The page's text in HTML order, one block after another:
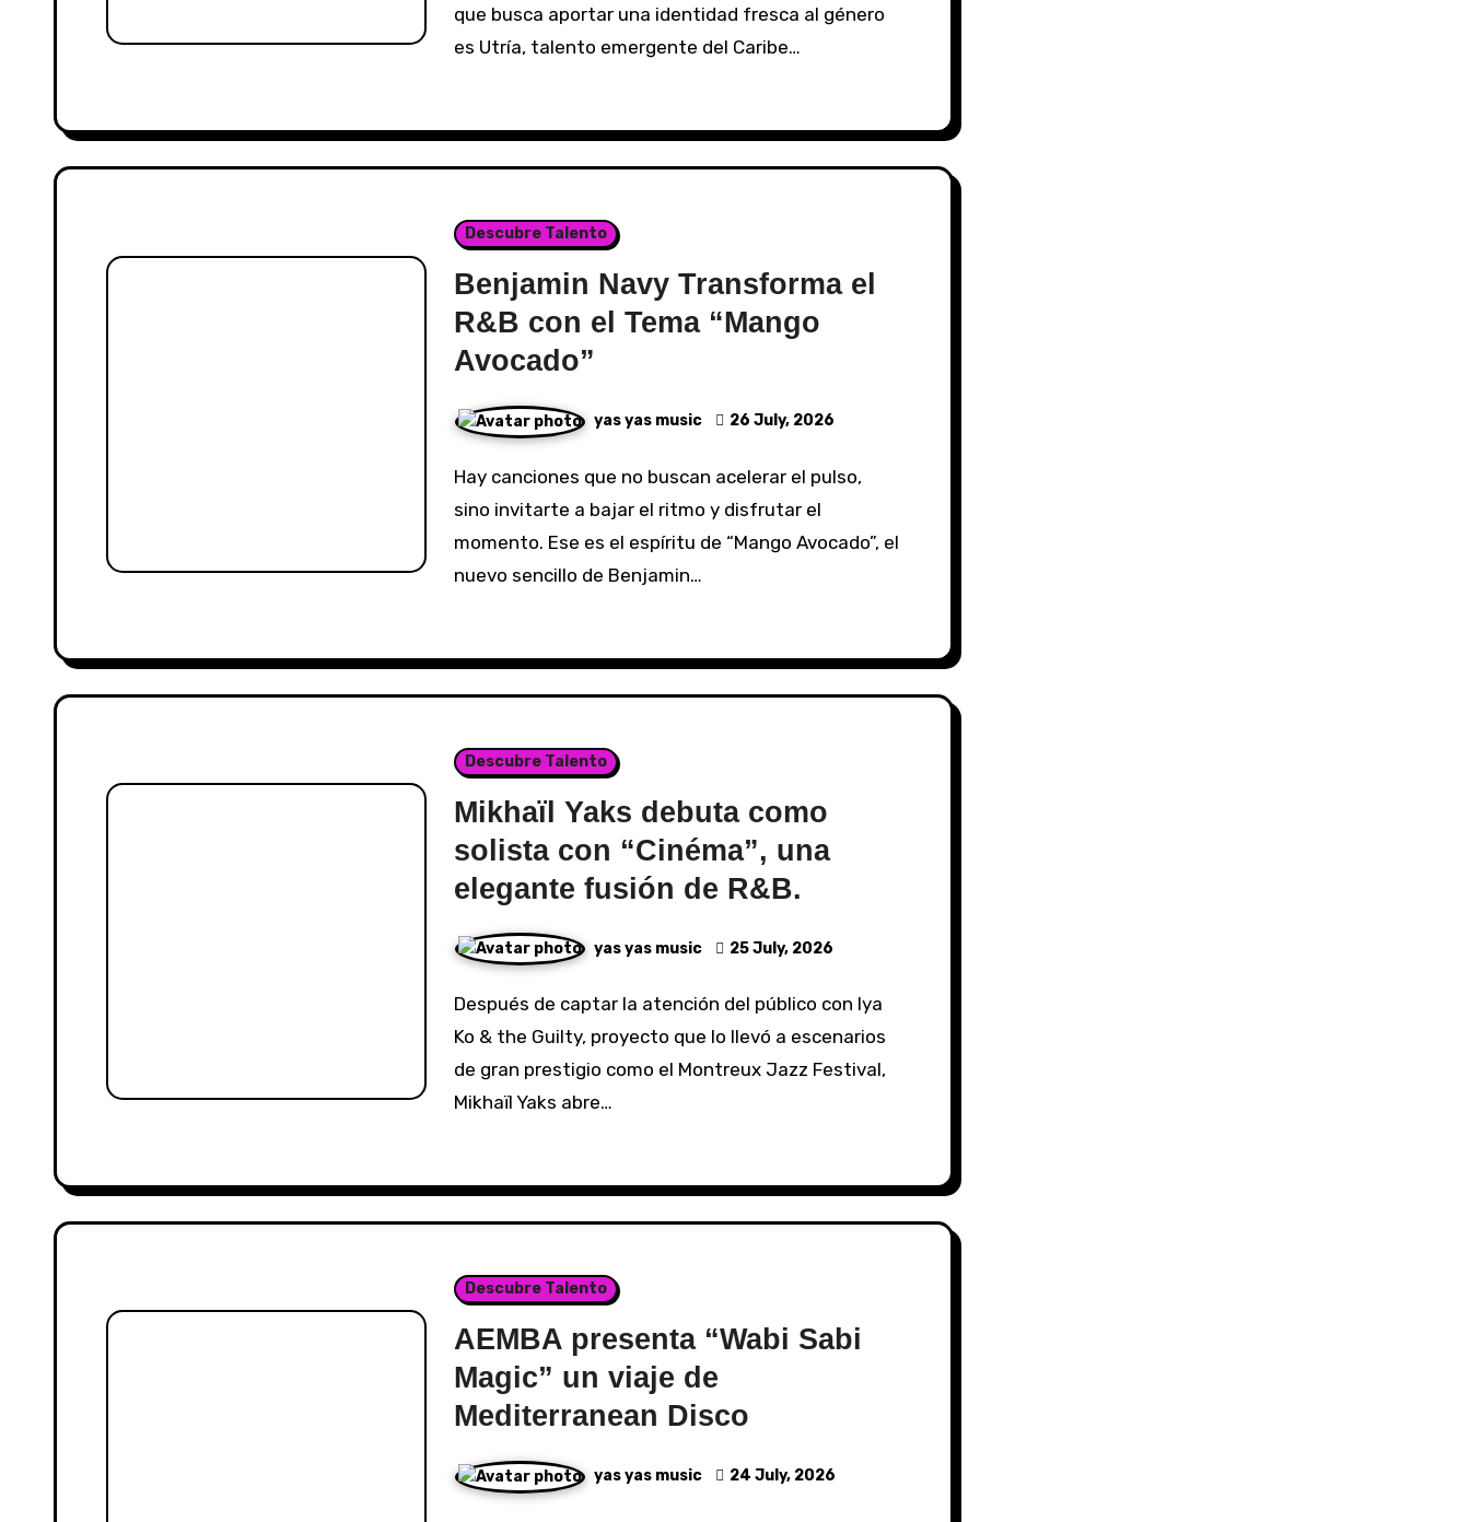
que busca aportar una identidad fresca al género
es Utría, talento emergente del Caribe…
Descubre Talento
Benjamin Navy Transforma el
R&B con el Tema “Mango
Avocado”
yas yas music 26 July, 2026
Hay canciones que no buscan acelerar el pulso,
sino invitarte a bajar el ritmo y disfrutar el
momento. Ese es el espíritu de “Mango Avocado”, el
nuevo sencillo de Benjamin…
Descubre Talento
Mikhaïl Yaks debuta como
solista con “Cinéma”, una
elegante fusión de R&B.
yas yas music 25 July, 2026
Después de captar la atención del público con Iya
Ko & the Guilty, proyecto que lo llevó a escenarios
de gran prestigio como el Montreux Jazz Festival,
Mikhaïl Yaks abre…
Descubre Talento
AEMBA presenta “Wabi Sabi
Magic” un viaje de
Mediterranean Disco
yas yas music 24 July, 2026